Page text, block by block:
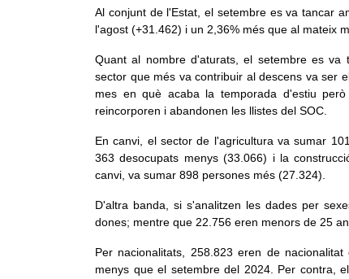
Al conjunt de l'Estat, el setembre es va tancar
l'agost (+31.462) i un 2,36% més que al mateix
Quant al nombre d'aturats, el setembre es va
sector que més va contribuir al descens va ser
mes en què acaba la temporada d'estiu
reincorporen i abandonen les llistes del SOC.
En canvi, el sector de l'agricultura va sumar
363 desocupats menys (33.066) i la
canvi, va sumar 898 persones més (27.324).
D'altra banda, si s'analitzen les dades per
dones; mentre que 22.756 eren menors de 25
Per nacionalitats, 258.823 eren de
menys que el setembre del 2024. Per contra,